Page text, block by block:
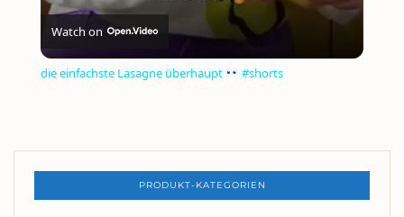
Watch on
die einfachste Lasagne überhaupt #shorts
PRODUKT-KATEGORIEN